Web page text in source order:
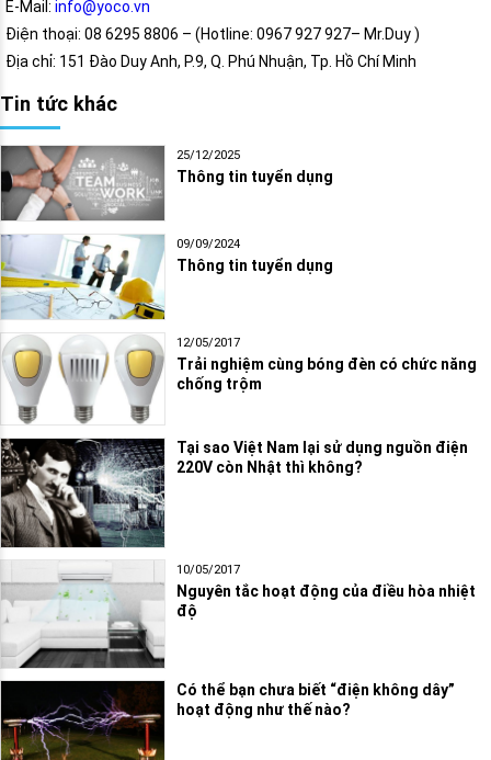
E-Mail: info@yoco.vn
Điện thoại: 08 6295 8806 – (Hotline: 0967 927 927– Mr.Duy )
Địa chỉ: 151 Đào Duy Anh, P.9, Q. Phú Nhuận, Tp. Hồ Chí Minh
Tin tức khác
25/12/2025
Thông tin tuyển dụng
09/09/2024
Thông tin tuyển dụng
12/05/2017
Trải nghiệm cùng bóng đèn có chức năng
chống trộm
Tại sao Việt Nam lại sử dụng nguồn điện
220V còn Nhật thì không?
10/05/2017
Nguyên tắc hoạt động của điều hòa nhiệt
độ
Có thể bạn chưa biết “điện không dây”
hoạt động như thế nào?